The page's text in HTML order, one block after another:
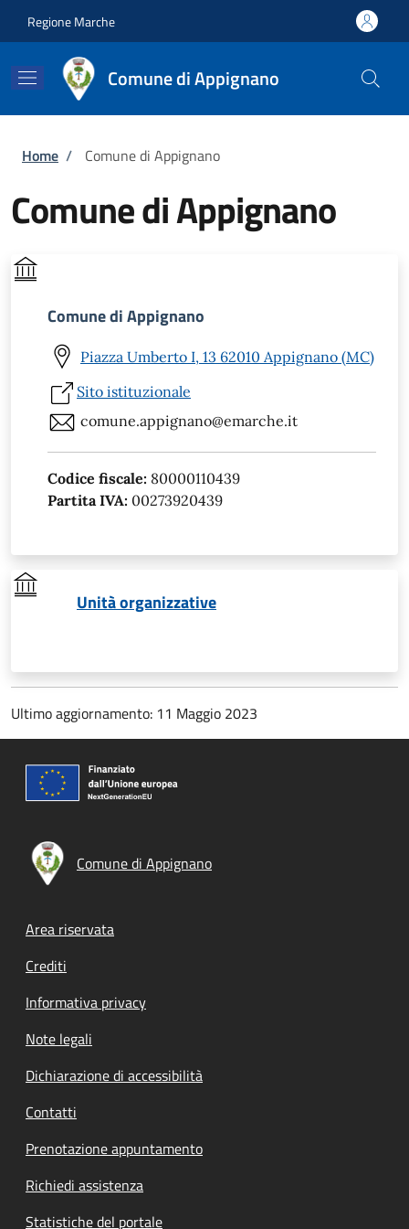
Regione Marche
Comune di Appignano
Briciole di pane
Home / Comune di Appignano
Comune di Appignano
Comune di Appignano
Piazza Umberto I, 13 62010 Appignano (MC)
Sito istituzionale
comune.appignano@emarche.it
Codice fiscale: 80000110439
Partita IVA: 00273920439
Unità organizzative
Ultimo aggiornamento: 11 Maggio 2023
Comune di Appignano
Footer menu
Area riservata
Crediti
Informativa privacy
Note legali
Dichiarazione di accessibilità
Contatti
Prenotazione appuntamento
Richiedi assistenza
Statistiche del portale